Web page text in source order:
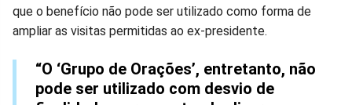
que o benefício não pode ser utilizado como forma de
ampliar as visitas permitidas ao ex-presidente.
“O ‘Grupo de Orações’, entretanto, não
pode ser utilizado com desvio de